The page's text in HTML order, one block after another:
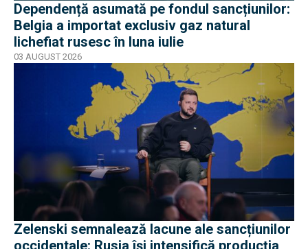
Dependență asumată pe fondul sancțiunilor:
Belgia a importat exclusiv gaz natural
lichefiat rusesc în luna iulie
03 AUGUST 2026
Zelenski semnalează lacune ale sancțiunilor
occidentale: Rusia își intensifică producția